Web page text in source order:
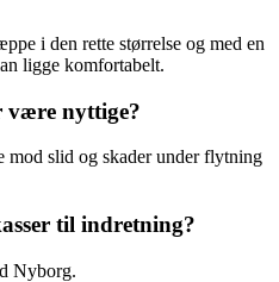
i den rette størrelse og med en
ligge komfortabelt.
nyttige?
slid og skader under flytning
til indretning?
Nyborg.